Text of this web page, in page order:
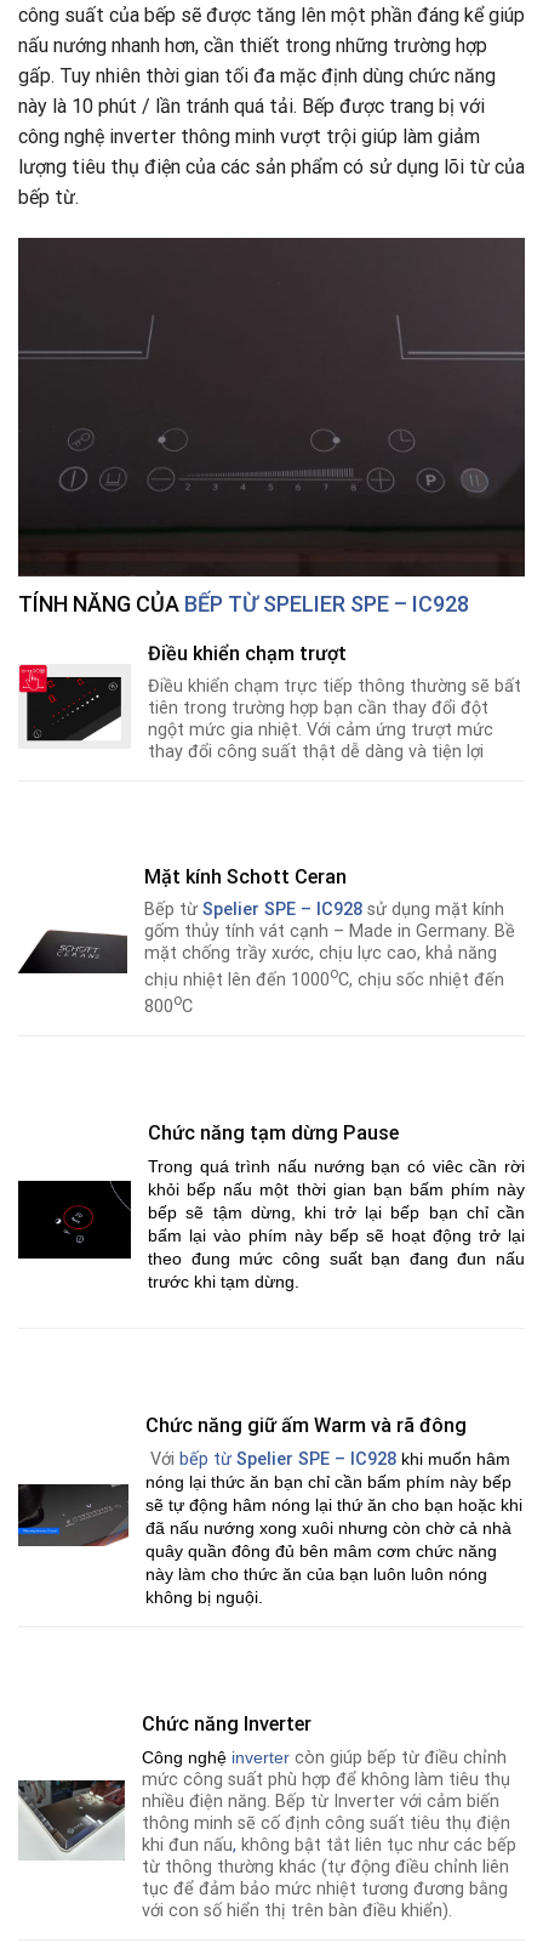
công suất của bếp sẽ được tăng lên một phần đáng kể giúp
nấu nướng nhanh hơn, cần thiết trong những trường hợp
gấp. Tuy nhiên thời gian tối đa mặc định dùng chức năng
này là 10 phút / lần tránh quá tải. Bếp được trang bị với
công nghệ inverter thông minh vượt trội giúp làm giảm
lượng tiêu thụ điện của các sản phẩm có sử dụng lõi từ của
bếp từ.
TÍNH NĂNG CỦA BẾP TỪ SPELIER SPE – IC928
Điều khiển chạm trượt
Điều khiển chạm trực tiếp thông thường sẽ bất
tiên trong trường hợp bạn cần thay đổi đột
ngột mức gia nhiệt. Với cảm ứng trượt mức
thay đổi công suất thật dễ dàng và tiện lợi
Mặt kính Schott Ceran
Bếp từSpelier SPE – IC928 sử dụng mặt kính
gốm thủy tính vát cạnh – Made in Germany. Bề
mặt chống trầy xước, chịu lực cao, khả năng
chịu nhiệt lên đến 1000oC, chịu sốc nhiệt đến
800oC
Chức năng tạm dừng Pause
Trong quá trình nấu nướng bạn có viêc cần rời
khỏi bếp nấu một thời gian bạn bấm phím này
bếp sẽ tậm dừng, khi trở lại bếp bạn chỉ cần
bấm lại vào phím này bếp sẽ hoạt động trở lại
theo đung mức công suất bạn đang đun nấu
trước khi tạm dừng.
Chức năng giữ ấm Warm và rã đông
Với bếp từ Spelier SPE – IC928 khi muốn hâm
nóng lại thức ăn bạn chỉ cần bấm phím này bếp
sẽ tự động hâm nóng lại thứ ăn cho bạn hoặc khi
đã nấu nướng xong xuôi nhưng còn chờ cả nhà
quây quần đông đủ bên mâm cơm chức năng
này làm cho thức ăn của bạn luôn luôn nóng
không bị nguội.
Chức năng Inverter
Công nghệ inverter còn giúp bếp từ điều chỉnh
mức công suất phù hợp để không làm tiêu thụ
nhiều điện năng. Bếp từ Inverter với cảm biến
thông minh sẽ cố định công suất tiêu thụ điện
khi đun nấu, không bật tắt liên tục như các bếp
từ thông thường khác (tự động điều chỉnh liên
tục để đảm bảo mức nhiệt tương đương bằng
với con số hiển thị trên bàn điều khiển).